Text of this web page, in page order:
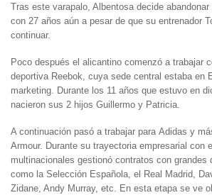
Tras este varapalo, Albentosa decide
con 27 años aún a pesar de que su entrenador
continuar.
Poco después el alicantino comenzó a trabajar
deportiva Reebok, cuya sede central estaba en
marketing. Durante los 11 años que estuvo en
nacieron sus 2 hijos Guillermo y Patricia.
A continuación pasó a trabajar para Adidas y
Armour. Durante su trayectoria empresarial con
multinacionales gestionó contratos con grandes
como la Selección Española, el Real Madrid,
Zidane, Andy Murray, etc. En esta etapa se ve